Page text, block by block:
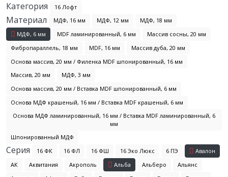
Категория 16 Лофт
Материал МДФ, 16 мм МДФ, 12 мм
МДФ, 18 мм
МДФ, 6 мм
MDF ламинированный, 6 мм
Массив сосны, 20 мм
Фибропараллель, 18 мм
MDF, 16 мм
Массив дуба, 20 мм
Основа массив, 20 мм / Филенка MDF шпонированный, 16 мм
Массив, 20 мм
МДФ, 3 мм
Основа массив, 20 мм / Вставка MDF шпонированный, 6 мм
Основа МДФ крашеный, 16 мм / Вставка MDF крашеный, 6 мм
Основа МДФ ламинированный, 16 мм / Вставка MDF ламинированный, 6
мм
Шпонированный МДФ
Серия 16 ФК 16 ФЛ 16 ФШ 16 Эко Люкс 6 ПЭ
Авалон
АК
Аквитания Акрополь Альба Альберо
Альянс